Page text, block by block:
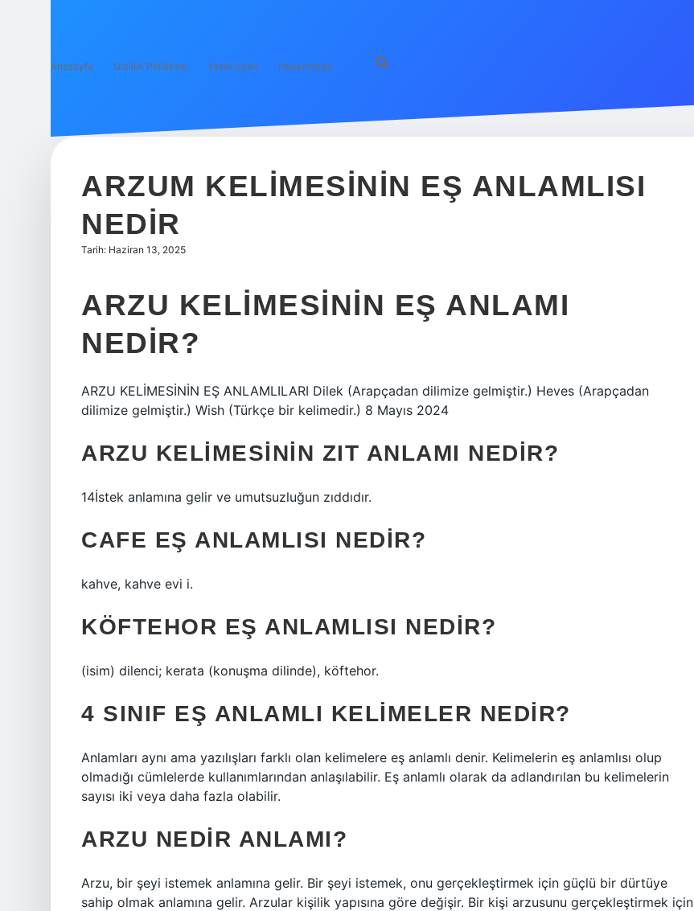
Anasayfa Gizlilik Politikası Yasal Uyarı Hakkımızda
ARZUM KELIMESININ EŞ ANLAMLISI
NEDIR
Tarih: Haziran 13, 2025
ARZU KELIMESININ EŞ ANLAMI
NEDIR?
ARZU KELİMESİNİN EŞ ANLAMLILARI Dilek (Arapçadan dilimize gelmiştir.) Heves (Arapçadan
dilimize gelmiştir.) Wish (Türkçe bir kelimedir.) 8 Mayıs 2024
ARZU KELIMESININ ZIT ANLAMI NEDIR?
14İstek anlamına gelir ve umutsuzluğun zıddıdır.
CAFE EŞ ANLAMLISI NEDIR?
kahve, kahve evi i.
KÖFTEHOR EŞ ANLAMLISI NEDIR?
(isim) dilenci; kerata (konuşma dilinde), köftehor.
4 SINIF EŞ ANLAMLI KELIMELER NEDIR?
Anlamları aynı ama yazılışları farklı olan kelimelere eş anlamlı denir. Kelimelerin eş anlamlısı olup
olmadığı cümlelerde kullanımlarından anlaşılabilir. Eş anlamlı olarak da adlandırılan bu kelimelerin
sayısı iki veya daha fazla olabilir.
ARZU NEDIR ANLAMI?
Arzu, bir şeyi istemek anlamına gelir. Bir şeyi istemek, onu gerçekleştirmek için güçlü bir dürtüye
sahip olmak anlamına gelir. Arzular kişilik yapısına göre değişir. Bir kişi arzusunu gerçekleştirmek için